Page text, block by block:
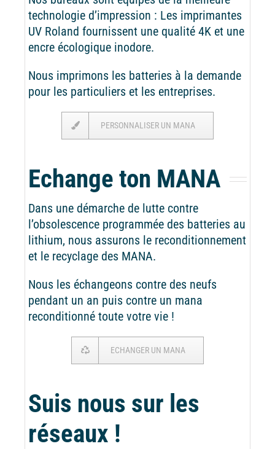
technologie d’impression : Les imprimantes
UV Roland fournissent une qualité 4K et une
encre écologique inodore.
Nous imprimons les batteries à la demande
pour les particuliers et les entreprises.
PERSONNALISER UN MANA
Echange ton MANA
Dans une démarche de lutte contre
l’obsolescence programmée des batteries au
lithium, nous assurons le reconditionnement
et le recyclage des MANA.
Nous les échangeons contre des neufs
pendant un an puis contre un mana
reconditionné toute votre vie !
ECHANGER UN MANA
Suis nous sur les
réseaux !